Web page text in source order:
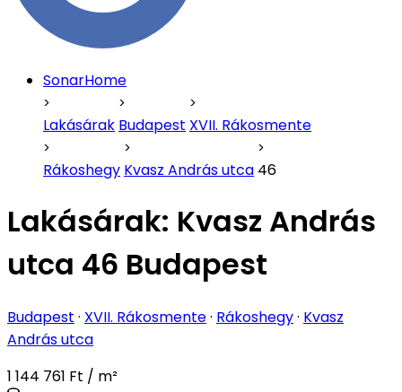
SonarHome
Lakásárak Budapest XVII. Rákosmente
Rákoshegy Kvasz András utca 46
Lakásárak: Kvasz András
utca 46 Budapest
Budapest · XVII. Rákosmente· Rákoshegy· Kvasz
András utca
1 144 761 Ft / m²